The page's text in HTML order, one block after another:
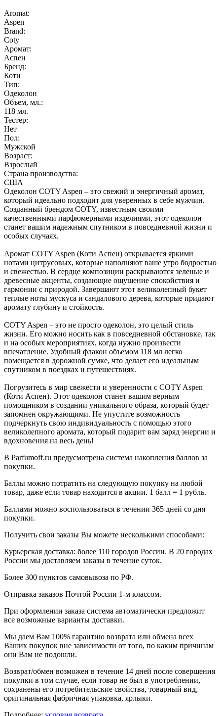
Aromat:
Aspen
Brand:
Coty
Аромат:
Аспен
Бренд:
Коти
Тип:
Одеколон
Объем, мл.:
118 мл.
Тестер:
Нет
Пол:
Мужской
Возраст:
Взрослый
Страна производства:
США
Одеколон COTY Aspen – это свежий и энергичный аромат,
который идеально подходит для уверенных в себе мужчин.
Созданный брендом COTY, известным своими
качественными парфюмерными изделиями, этот одеколон
станет вашим надежным спутником в повседневной жизни и
особых случаях.
Аромат COTY Aspen (Коти Аспен) открывается яркими
нотами цитрусовых, которые наполняют ваше утро бодростью
и свежестью. В сердце композиции раскрываются зеленые и
древесные акценты, создающие ощущение спокойствия и
гармонии с природой. Завершают этот великолепный букет
теплые ноты мускуса и сандалового дерева, которые придают
аромату глубину и стойкость.
COTY Aspen – это не просто одеколон, это целый стиль
жизни. Его можно носить как в повседневной обстановке, так
и на особых мероприятиях, когда нужно произвести
впечатление. Удобный флакон объемом 118 мл легко
помещается в дорожной сумке, что делает его идеальным
спутником в поездках и путешествиях.
Погрузитесь в мир свежести и уверенности с COTY Aspen
(Коти Аспен). Этот одеколон станет вашим верным
помощником в создании уникального образа, который будет
запомнен окружающими. Не упустите возможность
подчеркнуть свою индивидуальность с помощью этого
великолепного аромата, который подарит вам заряд энергии и
вдохновения на весь день!
В Parfumoff.ru предусмотрена система накопления баллов за
покупки.
Баллы можно потратить на следующую покупку на любой
товар, даже если товар находится в акции. 1 балл = 1 рубль.
Баллами можно воспользоваться в течении 365 дней со дня
покупки.
Получить свои заказы Вы можете несколькими способами:
Курьерская доставка: более 110 городов России. В 20 городах
России мы доставляем заказы в течение суток.
Более 300 пунктов самовывоза по РФ.
Отправка заказов Почтой России 1-м классом.
При оформлении заказа система автоматически предложит
все возможные варианты доставки.
Мы даем Вам 100% гарантию возврата или обмена всех
Ваших покупок вне зависимости от того, по каким причинам
они Вам не подошли.
Возврат/обмен возможен в течение 14 дней после совершения
покупки в том случае, если товар не был в употреблении,
сохранены его потребительские свойства, товарный вид,
оригинальная фабричная упаковка, ярлыки.